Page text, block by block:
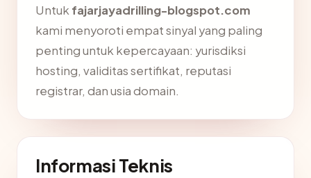
Untuk fajarjayadrilling-blogspot.com
kami menyoroti empat sinyal yang paling
penting untuk kepercayaan: yurisdiksi
hosting, validitas sertifikat, reputasi
registrar, dan usia domain.
Informasi Teknis